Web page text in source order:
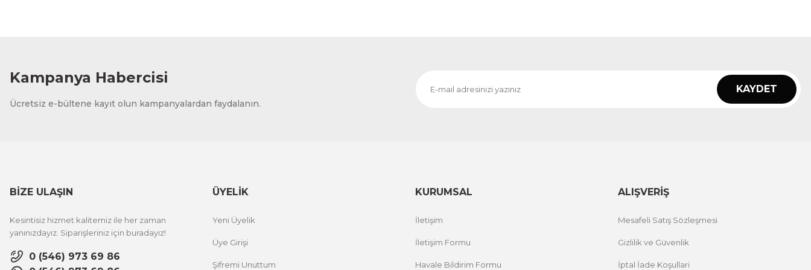
Kampanya Habercisi
Ücretsiz e-bültene kayıt olun kampanyalardan faydalanın.
KAYDET
BİZE ULAŞIN
Kesintisiz hizmet kalitemiz ile her zaman
yanınızdayız. Siparişleriniz için buradayız!
0 (546) 973 69 86
ÜYELİK
Yeni Üyelik
Üye Girişi
Şifremi Unuttum
KURUMSAL
İletişim
İletişim Formu
Havale Bildirim Formu
ALIŞVERİŞ
Mesafeli Satış Sözleşmesi
Gizlilik ve Güvenlik
İptal İade Koşullari